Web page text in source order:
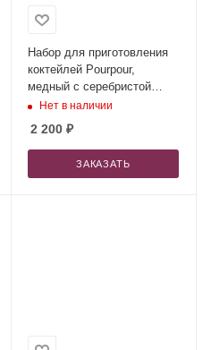
Набор для приготовления
коктейлей Pourpour,
медный с серебристой
линией
Нет в наличии
2 200₽
ЗАКАЗАТЬ